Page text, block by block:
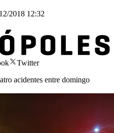
2018 12:32
Twitter
acidentes entre domingo